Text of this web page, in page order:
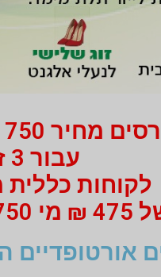
מחיר 750 ₪ בלבד במקום
עבור 3 זוגות מדרסים
לקוחות
בעבור זוג מדרסים